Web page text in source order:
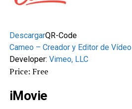
DescargarQR-Code
Cameo – Creador y Editor de Vídeo
Developer: Vimeo, LLC
Price: Free
iMovie